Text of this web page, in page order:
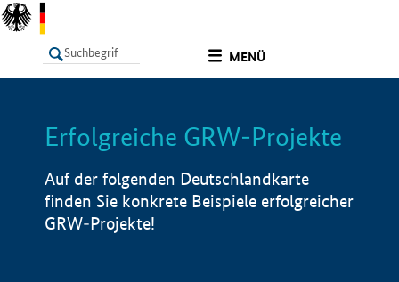
MENÜ
LISTE Info
Erfolgreiche GRW-Projekte
Auf der folgenden Deutschlandkarte
finden Sie konkrete Beispiele erfolgreicher
GRW-Projekte!